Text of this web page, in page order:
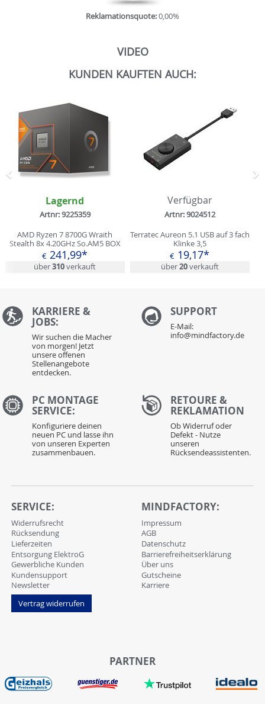
Reklamationsquote:0,00%
VIDEO
KUNDEN KAUFTEN AUCH:
Lagernd
Artnr: 9225359
AMD Ryzen 7 8700G Wraith
Stealth 8x 4.20GHz So.AM5 BOX
€ 241,99*
über310verkauft
Verfügbar
Artnr: 9024512
Terratec Aureon 5.1 USB auf 3 fach
Klinke 3,5
€ 19,17*
über20verkauft
Zurück
KARRIERE &
JOBS:
Wir suchen die Macher
von morgen! Jetzt
unsere offenen
Stellenangebote
entdecken.
SUPPORT
E-Mail:
info@mindfactory.de
PC MONTAGE
SERVICE:
Konfiguriere deinen
neuen PC und lasse ihn
von unseren Experten
zusammenbauen.
RETOURE &
REKLAMATION
Ob Widerruf oder
Defekt - Nutze
unseren
Rücksendeassistenten.
SERVICE:
Widerrufsrecht
Rücksendung
Lieferzeiten
Entsorgung ElektroG
Gewerbliche Kunden
Kundensupport
Newsletter
Vertrag widerrufen
MINDFACTORY:
Impressum
AGB
Datenschutz
Barrierefreiheitserklärung
Über uns
Gutscheine
Karriere
PARTNER